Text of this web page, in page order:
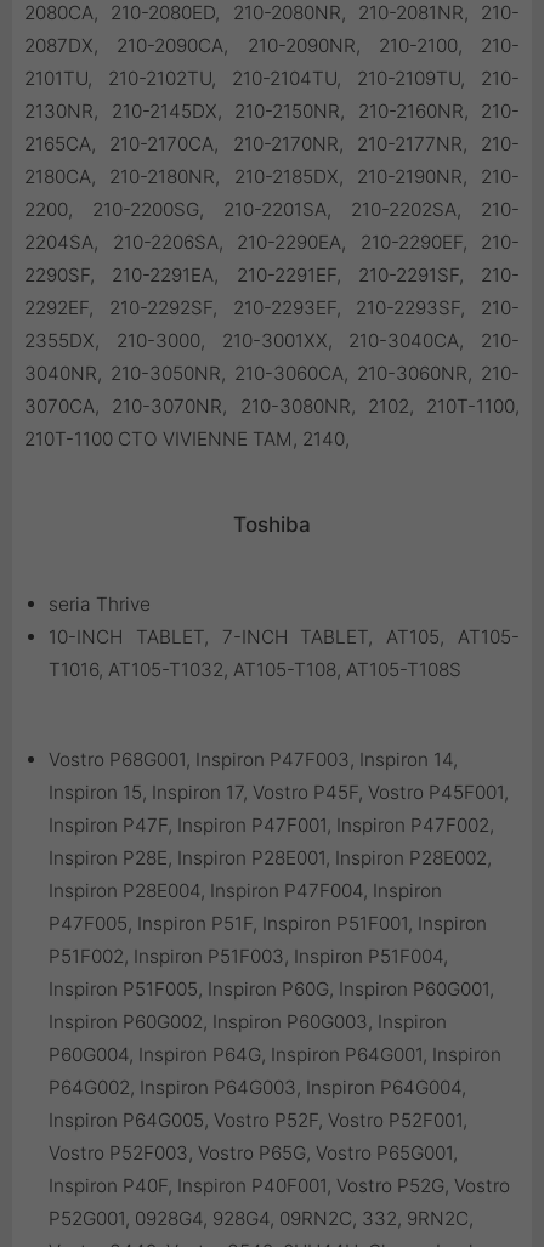
2080CA, 210-2080ED, 210-2080NR, 210-2081NR, 210-
2087DX, 210-2090CA, 210-2090NR, 210-2100, 210-
2101TU, 210-2102TU, 210-2104TU, 210-2109TU, 210-
2130NR, 210-2145DX, 210-2150NR, 210-2160NR, 210-
2165CA, 210-2170CA, 210-2170NR, 210-2177NR, 210-
2180CA, 210-2180NR, 210-2185DX, 210-2190NR, 210-
2200, 210-2200SG, 210-2201SA, 210-2202SA, 210-
2204SA, 210-2206SA, 210-2290EA, 210-2290EF, 210-
2290SF, 210-2291EA, 210-2291EF, 210-2291SF, 210-
2292EF, 210-2292SF, 210-2293EF, 210-2293SF, 210-
2355DX, 210-3000, 210-3001XX, 210-3040CA, 210-
3040NR, 210-3050NR, 210-3060CA, 210-3060NR, 210-
3070CA, 210-3070NR, 210-3080NR, 2102, 210T-1100,
210T-1100 CTO VIVIENNE TAM, 2140,
Toshiba
seria Thrive
10-INCH TABLET, 7-INCH TABLET, AT105, AT105-
T1016, AT105-T1032, AT105-T108, AT105-T108S
Vostro P68G001, Inspiron P47F003, Inspiron 14,
Inspiron 15, Inspiron 17, Vostro P45F, Vostro P45F001,
Inspiron P47F, Inspiron P47F001, Inspiron P47F002,
Inspiron P28E, Inspiron P28E001, Inspiron P28E002,
Inspiron P28E004, Inspiron P47F004, Inspiron
P47F005, Inspiron P51F, Inspiron P51F001, Inspiron
P51F002, Inspiron P51F003, Inspiron P51F004,
Inspiron P51F005, Inspiron P60G, Inspiron P60G001,
Inspiron P60G002, Inspiron P60G003, Inspiron
P60G004, Inspiron P64G, Inspiron P64G001, Inspiron
P64G002, Inspiron P64G003, Inspiron P64G004,
Inspiron P64G005, Vostro P52F, Vostro P52F001,
Vostro P52F003, Vostro P65G, Vostro P65G001,
Inspiron P40F, Inspiron P40F001, Vostro P52G, Vostro
P52G001, 0928G4, 928G4, 09RN2C, 332, 9RN2C,